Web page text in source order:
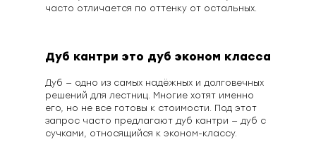
часто отличается по оттенку от остальных.
Дуб — одно из самых надёжных и долговечных
решений для лестниц. Многие хотят именно
его, но не все готовы к стоимости. Под этот
запрос часто предлагают дуб кантри — дуб с
сучками, относящийся к эконом-классу.
Дуб кантри это дуб эконом класса